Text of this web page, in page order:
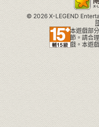
© 2026 X-LEGEND
本遊戲部
節。請合
戲。本遊